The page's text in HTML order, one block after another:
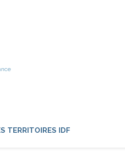
TERRITOIRES IDF